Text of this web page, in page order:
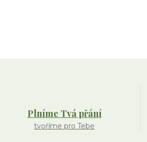
Plníme Tvá přání
tvoříme pro Tebe